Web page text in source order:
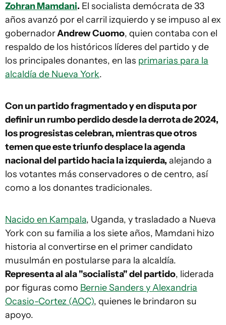
Zohran Mamdani. El socialista demócrata de 33
años avanzó por el carril izquierdo y se impuso al ex
gobernadorAndrew Cuomo, quien contaba con el
respaldo de los históricos líderes del partido y de
los principales donantes, en las primarias para la
alcaldía de Nueva York.
Con un partido fragmentado y en disputa por
definir un rumbo perdido desde la derrota de 2024,
los progresistas celebran, mientras que otros
temen que este triunfo desplace la agenda
nacional del partido hacia la izquierda, alejando a
los votantes más conservadores o de centro, así
como a los donantes tradicionales.
Nacido en Kampala, Uganda, y trasladado a Nueva
York con su familia a los siete años, Mamdani hizo
historia al convertirse en el primer candidato
musulmán en postularse para la alcaldía.
Representa al ala "socialista" del partido, liderada
por figuras como Bernie Sanders y Alexandria
Ocasio-Cortez (AOC), quienes le brindaron su
apoyo.